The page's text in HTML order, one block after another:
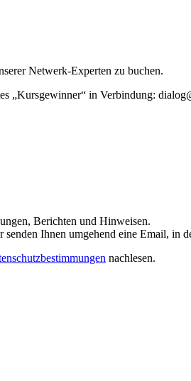
Netwerk-Experten zu buchen.
„Kursgewinner“ in Verbindung:
Berichten und Hinweisen.
Ihnen umgehend eine Email, in
nachlesen.